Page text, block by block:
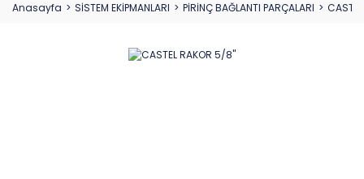
Anasayfa SİSTEM EKİPMANLARI PİRİNÇ BAĞLANTI PARÇALARI